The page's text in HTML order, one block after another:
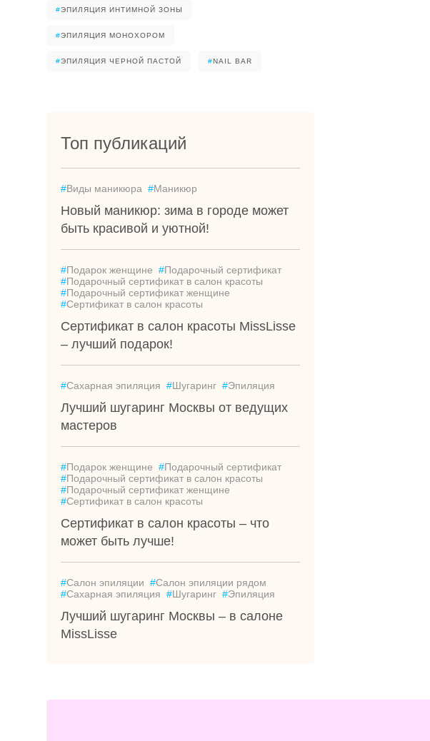
#ЭПИЛЯЦИЯ ИНТИМНОЙ ЗОНЫ
#ЭПИЛЯЦИЯ МОНОХОРОМ
#ЭПИЛЯЦИЯ ЧЕРНОЙ ПАСТОЙ #NAIL BAR
Топ публикаций
#Виды маникюра #Маникюр
Новый маникюр: зима в городе может
быть красивой и уютной!
#Подарок женщине #Подарочный сертификат
#Подарочный сертификат в салон красоты
#Подарочный сертификат женщине
#Сертификат в салон красоты
Сертификат в салон красоты MissLisse
– лучший подарок!
#Сахарная эпиляция #Шугаринг #Эпиляция
Лучший шугаринг Москвы от ведущих
мастеров
#Подарок женщине #Подарочный сертификат
#Подарочный сертификат в салон красоты
#Подарочный сертификат женщине
#Сертификат в салон красоты
Сертификат в салон красоты – что
может быть лучше!
#Салон эпиляции #Салон эпиляции рядом
#Сахарная эпиляция #Шугаринг #Эпиляция
Лучший шугаринг Москвы – в салоне
MissLisse